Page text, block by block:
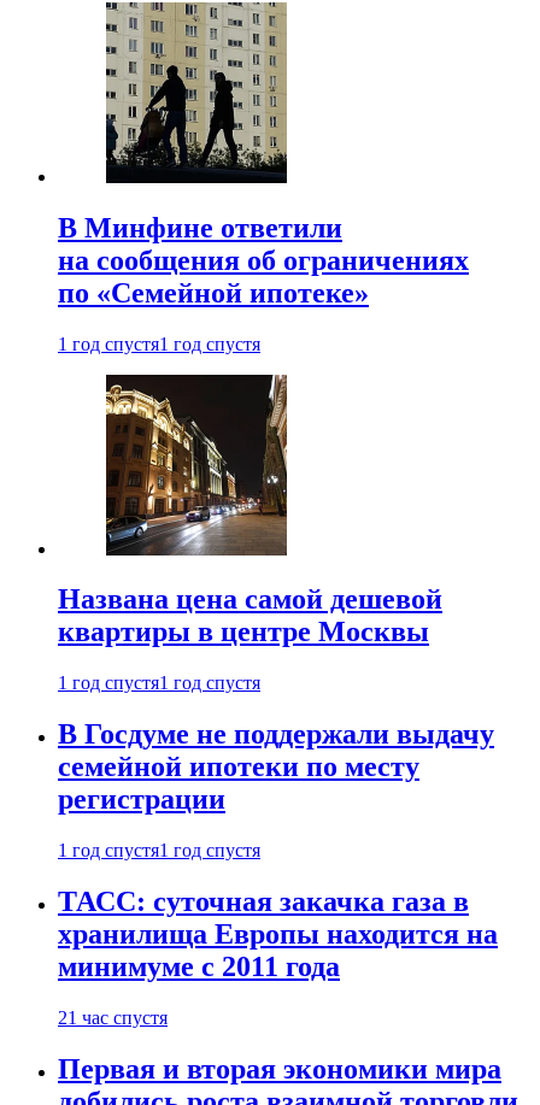
В Минфине ответили
на сообщения об ограничениях
по «Семейной ипотеке»
1 год спустя1 год спустя
Названа цена самой дешевой
квартиры в центре Москвы
1 год спустя1 год спустя
В Госдуме не поддержали выдачу
семейной ипотеки по месту
регистрации
1 год спустя1 год спустя
ТАСС: суточная закачка газа в
хранилища Европы находится на
минимуме с 2011 года
21 час спустя
Первая и вторая экономики мира